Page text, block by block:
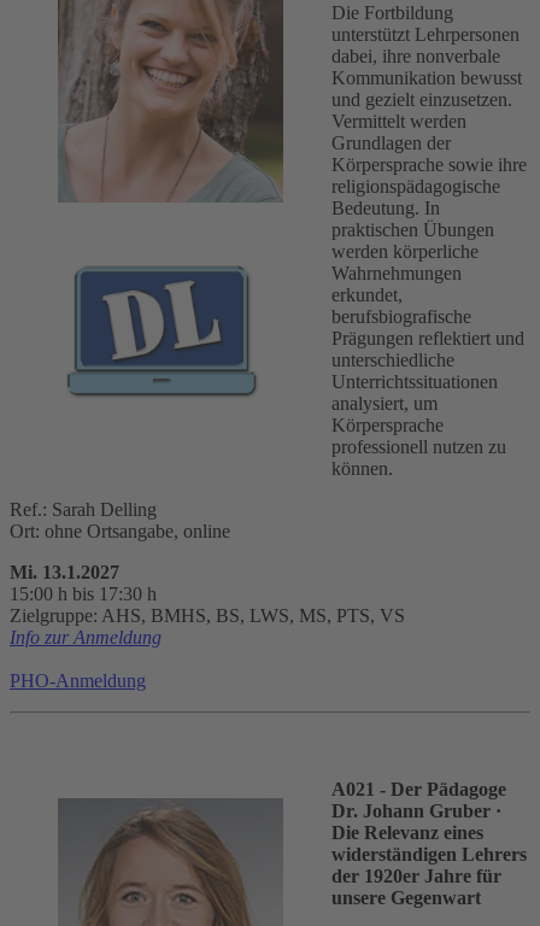
Die Fortbildung
unterstützt Lehrpersonen
dabei, ihre nonverbale
Kommunikation bewusst
und gezielt einzusetzen.
Vermittelt werden
Grundlagen der
Körpersprache sowie ihre
religionspädagogische
Bedeutung. In
praktischen Übungen
werden körperliche
Wahrnehmungen
erkundet,
berufsbiografische
Prägungen reflektiert und
unterschiedliche
Unterrichtssituationen
analysiert, um
Körpersprache
professionell nutzen zu
können.
Ref.: Sarah Delling
Ort: ohne Ortsangabe, online
Mi. 13.1.2027
15:00 h bis 17:30 h
Zielgruppe: AHS, BMHS, BS, LWS, MS, PTS, VS
Info zur Anmeldung
PHO-Anmeldung
A021 - Der Pädagoge
Dr. Johann Gruber ·
Die Relevanz eines
widerständigen Lehrers
der 1920er Jahre für
unsere Gegenwart